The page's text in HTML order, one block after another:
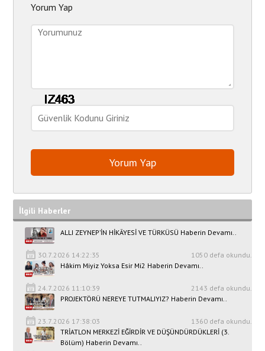
Yorum Yap
İlgili Haberler
ALLI ZEYNEP’İN HİKÂYESİ VE TÜRKÜSÜ Haberin Devamı..
30.7.2026 14:22:35
1050 defa okundu.
Hâkim Miyiz Yoksa Esir Mi2 Haberin Devamı..
24.7.2026 11:10:39
2143 defa okundu.
PROJEKTÖRÜ NEREYE TUTMALIYIZ? Haberin Devamı..
23.7.2026 17:38:03
1360 defa okundu.
TRİATLON MERKEZİ EĞİRDİR VE DÜŞÜNDÜRDÜKLERİ (3.
Bölüm) Haberin Devamı..